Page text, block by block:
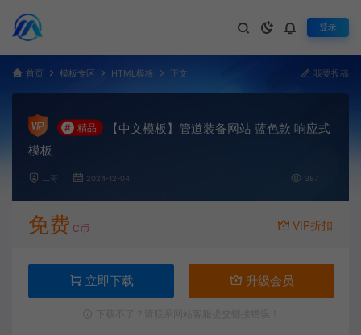
登录
首页 模板专区 HTML模板 正文 我要投稿
# 精品
【中文模板】管道装备网站 蓝色款 响应式
模板
二哥 2024-12-04 387
免费 C币 VIP折扣
立即下载 升级会员